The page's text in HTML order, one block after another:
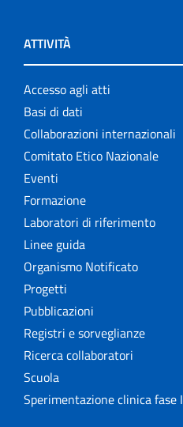
ATTIVITÀ
Accesso agli atti
Basi di dati
Collaborazioni internazionali
Comitato Etico Nazionale
Eventi
Formazione
Laboratori di riferimento
Linee guida
Organismo Notificato
Progetti
Pubblicazioni
Registri e sorveglianze
Ricerca collaboratori
Scuola
Sperimentazione clinica fase I